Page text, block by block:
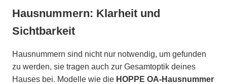
Hausnummern: Klarheit und
Sichtbarkeit
Hausnummern sind nicht nur notwendig, um gefunden
zu werden, sie tragen auch zur Gesamtoptik deines
Hauses bei. Modelle wie die HOPPE OA-Hausnummer